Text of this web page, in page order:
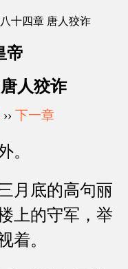
八十四章 唐人狡诈
帝
人狡诈
›› 下一章
底的高句丽
上的守军，举
着。